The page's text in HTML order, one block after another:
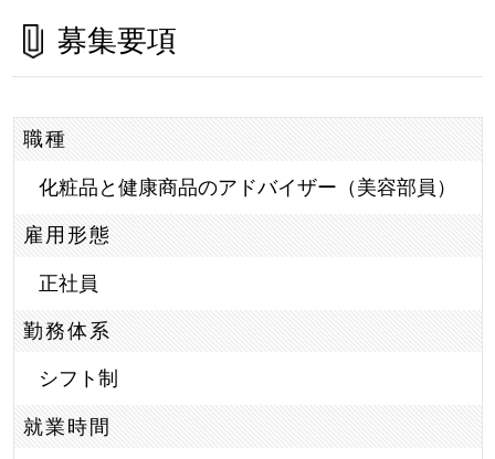
募集要項
職種
化粧品と健康商品のアドバイザー（美容部員）
雇用形態
正社員
勤務体系
シフト制
就業時間